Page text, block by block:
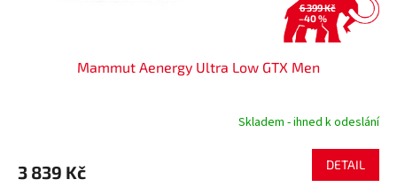
6 399 Kč
–40 %
Mammut Aenergy Ultra Low GTX Men
Skladem - ihned k odeslání
3 839 Kč DETAIL